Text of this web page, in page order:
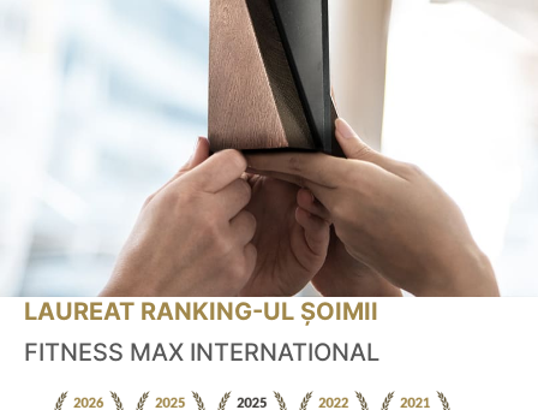
LAUREAT RANKING-UL ȘOIMII
FITNESS MAX INTERNATIONAL